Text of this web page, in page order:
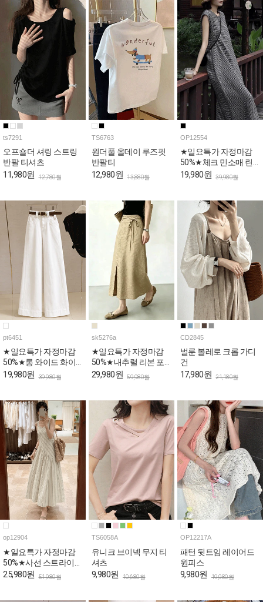
ts7291
오프숄더 셔링 스트링
반팔 티셔츠
11,980원 12,780원
TS6763
원더풀 올데이 루즈핏
반팔티
12,980원 13,880원
OP12554
★일요특가 자정마감
50%★체크 민소매 린
넨 롱 원피스
19,980원 39,980원
pt6451
★일요특가 자정마감
50%★롱 와이드 화이
트 코튼 팬츠
19,980원 39,980원
sk5276a
★일요특가 자정마감
50%★내추럴 리본 포
인트 A라인 데일리 스
29,980원 59,980원
CD2845
벌룬 볼레로 크롭 가디
건
17,980원 21,180원
op12904
★일요특가 자정마감
50%★사선 스트라이프
스퀘어 나시 원피스
25,980원 51,980원
TS6058A
유니크 브이넥 무지 티
셔츠
9,980원 10,680원
OP12217A
패턴 뒷트임 레이어드
원피스
9,980원 19,980원